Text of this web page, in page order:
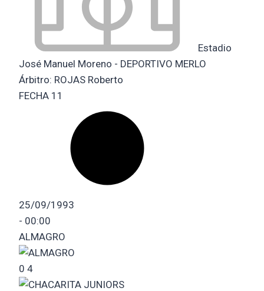
Estadio
José Manuel Moreno - DEPORTIVO MERLO
Árbitro: ROJAS Roberto
FECHA 11
25/09/1993
- 00:00
ALMAGRO
0 4